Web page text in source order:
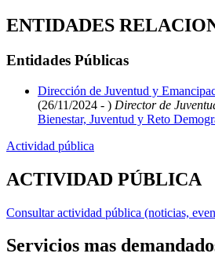
ENTIDADES
Entidades Públicas
Dirección de Juventud y
(26/11/2024 - ) Director de
Bienestar, Juventud y Reto
Actividad pública
ACTIVIDAD PÚBLICA
Consultar actividad pública (noticias,
Servicios mas